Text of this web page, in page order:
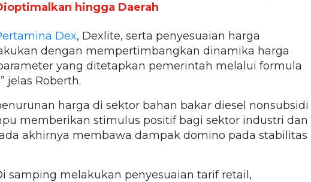
hingga Daerah
Dex, Dexlite, serta penyesuaian harga
dengan mempertimbangkan dinamika harga
yang ditetapkan pemerintah melalui formula
jelas Roberth.
harga di sektor bahan bakar diesel nonsubsidi
memberikan stimulus positif bagi sektor industri dan
akhirnya membawa dampak domino pada stabilitas
samping melakukan penyesuaian tarif retail,